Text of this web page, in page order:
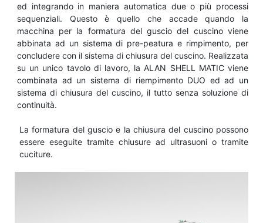
ed integrando in maniera automatica due o più processi
sequenziali. Questo è quello che accade quando la
macchina per la formatura del guscio del cuscino viene
abbinata ad un sistema di pre-peatura e rimpimento, per
concludere con il sistema di chiusura del cuscino. Realizzata
su un unico tavolo di lavoro, la ALAN SHELL MATIC viene
combinata ad un sistema di riempimento DUO ed ad un
sistema di chiusura del cuscino, il tutto senza soluzione di
continuità.
La formatura del guscio e la chiusura del cuscino possono
essere eseguite tramite chiusure ad ultrasuoni o tramite
cuciture.